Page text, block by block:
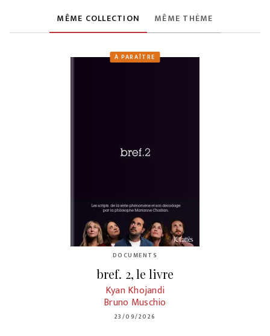
MÊME COLLECTION MÊME THÈME
À PARAÎTRE
DOCUMENTS
bref. 2, le livre
Kyan Khojandi
Bruno Muschio
23/09/2026